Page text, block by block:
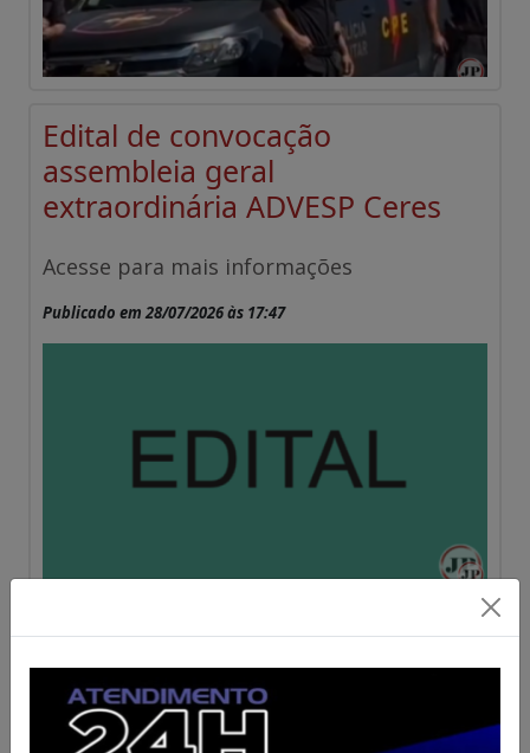
Edital de convocação
assembleia geral
extraordinária ADVESP Ceres
Acesse para mais informações
Publicado em 28/07/2026 às 17:47
Vereadores de Ceres aprovam
pedidos de revitalização e
cobram ações do Executivo